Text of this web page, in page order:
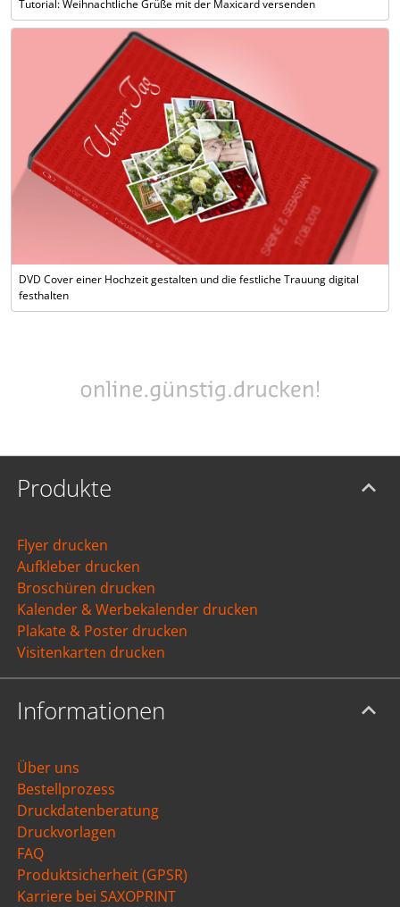
Tutorial: Weihnachtliche Grüße mit der Maxicard versenden
DVD Cover einer Hochzeit gestalten und die festliche Trauung digital
festhalten
Produkte
Flyer drucken
Aufkleber drucken
Broschüren drucken
Kalender & Werbekalender drucken
Plakate & Poster drucken
Visitenkarten drucken
Informationen
Über uns
Bestellprozess
Druckdatenberatung
Druckvorlagen
FAQ
Produktsicherheit (GPSR)
Karriere bei SAXOPRINT